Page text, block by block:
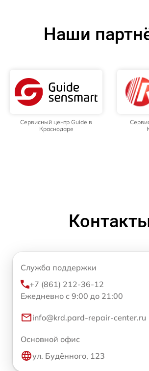
Наши
Сервисный центр Guide в
Краснодаре
Служба поддержки
+7 (861) 212-36-12
Ежедневно с 9:00 до 21:00
info@krd.pard-repair-center.ru
Основной офис
ул. Будённого, 123